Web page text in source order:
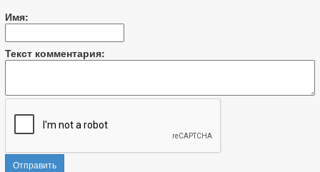
Имя:
Текст комментария:
Отправить